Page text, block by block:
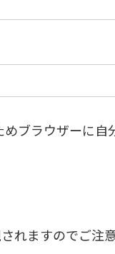
ブラウザーに
れますのでご注